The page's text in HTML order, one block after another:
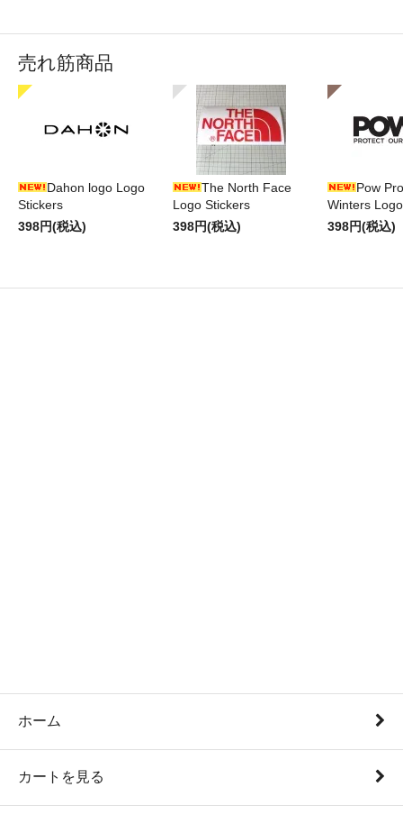
売れ筋商品
Dahon logo Logo
Stickers
398円(税込)
The North Face
Logo Stickers
398円(税込)
Pow
Winters
398円(税込)
ホーム
カートを見る